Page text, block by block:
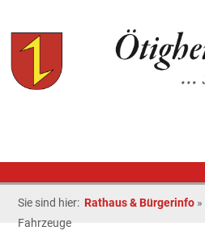
Sie sind hier: Rathaus & Bürgerinfo »
Fahrzeuge